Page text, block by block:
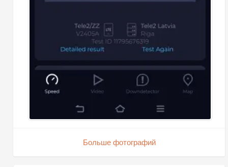
Больше фотографий